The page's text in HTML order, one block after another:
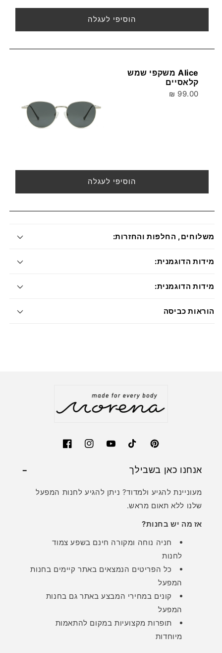
הוסיפי לעגלה
99.00 ₪
Alice משקפי שמש
קלאסיים
הוסיפי לעגלה
משלוחים, החלפות והחזרות:
מידות הדוגמנית:
מידות הדוגמנית:
הוראות כביסה
FacebookInstagramYouTubeTikTokPinterest
אנחנו כאן בשבילך
מעוניינת להגיע ולמדוד? ניתן להגיע לחנות המפעל
שלנו ללא תאום מראש.
אז מה יש בחנות?
חניה נוחה ומקורה חינם בשפע צמוד
לחנות
כל הפריטים הנמצאים באתר קיימים בחנות
המפעל
קונים במחירי המבצע באתר גם בחנות
המפעל
תופרות מקצועיות במקום להתאמות
מיוחדות